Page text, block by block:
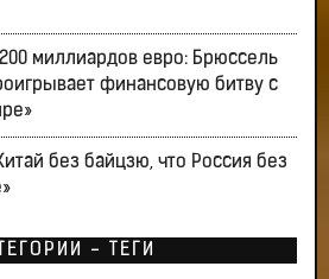
миллиардов евро: Брюссель
финансовую битву с
без байцзю, что Россия без
- ТЕГИ